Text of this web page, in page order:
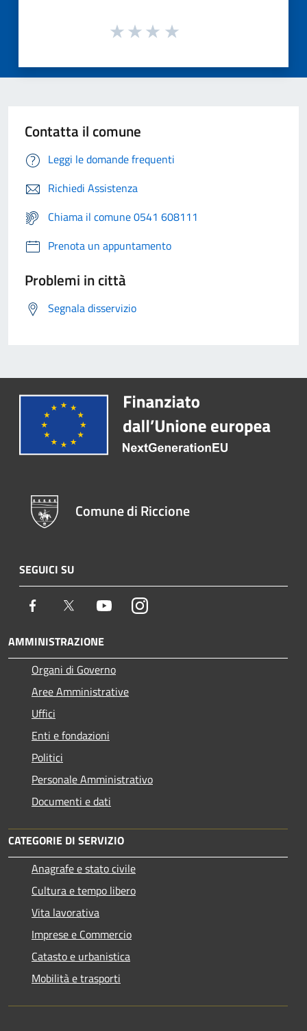
Contatta il comune
Leggi le domande frequenti
Richiedi Assistenza
Chiama il comune 0541 608111
Prenota un appuntamento
Problemi in città
Segnala disservizio
Comune di Riccione
SEGUICI SU
Facebook Twitter YoutubeInstagram
AMMINISTRAZIONE
Organi di Governo
Aree Amministrative
Uffici
Enti e fondazioni
Politici
Personale Amministrativo
Documenti e dati
CATEGORIE DI SERVIZIO
Anagrafe e stato civile
Cultura e tempo libero
Vita lavorativa
Imprese e Commercio
Catasto e urbanistica
Mobilità e trasporti